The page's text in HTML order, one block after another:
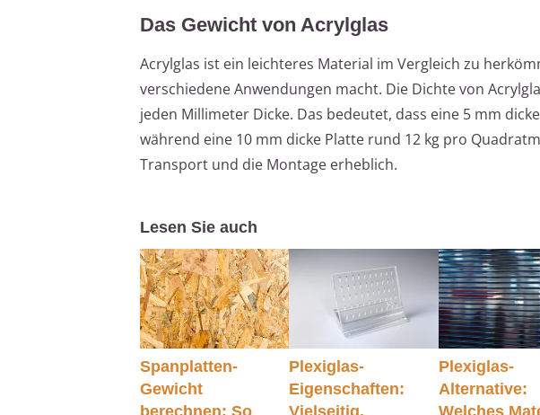
Das Gewicht von Acrylglas
Acrylglas ist ein leichteres Material im Vergleich zu
verschiedene Anwendungen macht. Die Dichte von
jeden Millimeter Dicke. Das bedeutet, dass eine 5 mm
während eine 10 mm dicke Platte rund 12 kg pro
Transport und die Montage erheblich.
Lesen Sie auch
Spanplatten-
Gewicht
berechnen: So
Plexiglas-
Eigenschaften:
Vielseitig,
Plexiglas-
Alternative:
Welches